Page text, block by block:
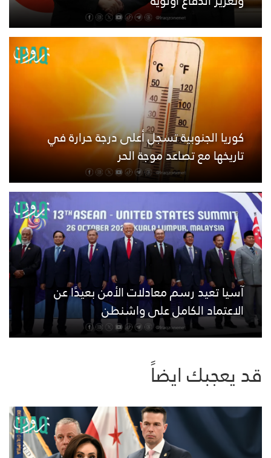
كوريا الجنوبية تسجل أعلى درجة حرارة في
تاريخها مع تصاعد موجة الحر
آسيا تعيد رسم معادلات الأمن بعيدًا عن
الاعتماد الكامل على واشنطن
قد يعجبك ايضاً